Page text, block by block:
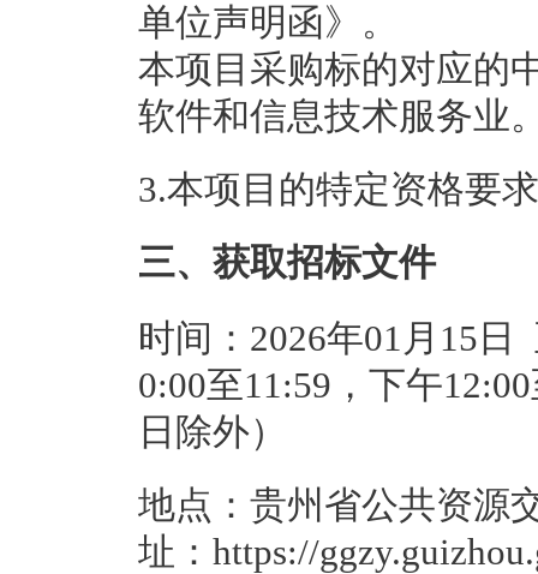
单位声明函》。
本项目采购标的对应的
软件和信息技术服务业
3.本项目的特定资格要
三、获取招标文件
时间：2026年01月15
0:00至11:59，下午
日除外）
地点：贵州省公共资源
址：https://